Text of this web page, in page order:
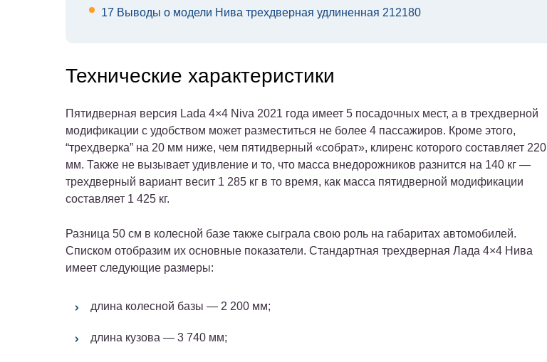
17 Выводы о модели Нива трехдверная удлиненная 212180
Технические характеристики
Пятидверная версия Lada 4×4 Niva 2021 года имеет 5 посадочных мест, а в трехдверной
модификации с удобством может разместиться не более 4 пассажиров. Кроме этого,
“трехдверка” на 20 мм ниже, чем пятидверный «собрат», клиренс которого составляет 220
мм. Также не вызывает удивление и то, что масса внедорожников разнится на 140 кг —
трехдверный вариант весит 1 285 кг в то время, как масса пятидверной модификации
составляет 1 425 кг.
Разница 50 см в колесной базе также сыграла свою роль на габаритах автомобилей.
Списком отобразим их основные показатели. Стандартная трехдверная Лада 4×4 Нива
имеет следующие размеры:
длина колесной базы — 2 200 мм;
длина кузова — 3 740 мм;